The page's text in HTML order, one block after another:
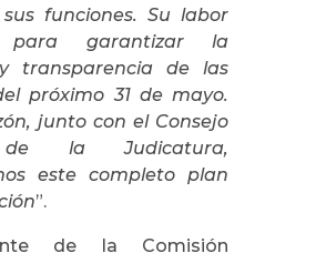
funciones. Su labor
garantizar la
transparencia de las
próximo 31 de mayo.
junto con el Consejo
de la Judicatura,
este completo plan
”.
de la Comisión